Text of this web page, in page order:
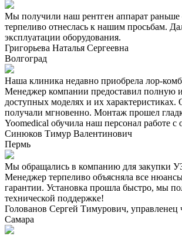
Мы получили наш рентген аппарат раньше
терпеливо отнеслась к нашим просьбам.
эксплуатации оборудования.
Григорьева Наталья Сергеевна
Волгоград
Наша клиника недавно приобрела лор-
Менеджер компании предоставил полную
доступных моделях и их характеристиках.
получали мгновенно. Монтаж прошел
Yoomedical обучила наш персонал работе с
Синюков Тимур Валентинович
Пермь
Мы обращались в компанию для закупки
Менеджер терпеливо объясняла все
гарантии. Установка прошла быстро, мы
технической поддержке!
Голованов Сергей Тимурович, управленец
Самара